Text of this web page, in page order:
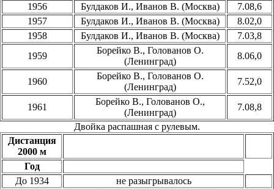
1956
Булдаков И., Иванов В. (Москва)
7.08,6
1957
Булдаков И., Иванов В. (Москва)
8.02,0
1958
Булдаков И., Иванов В. (Москва)
7.03,8
1959
Борейко В., Голованов О.
(Ленинград)
8.06,0
1960
Борейко В., Голованов О.
(Ленинград)
7.52,0
1961
Борейко В., Голованов О.,
(Ленинград)
7.08,8
Двойка распашная с рулевым.
Дистанция
2000 м
Год
До 1934
не разыгрывалось